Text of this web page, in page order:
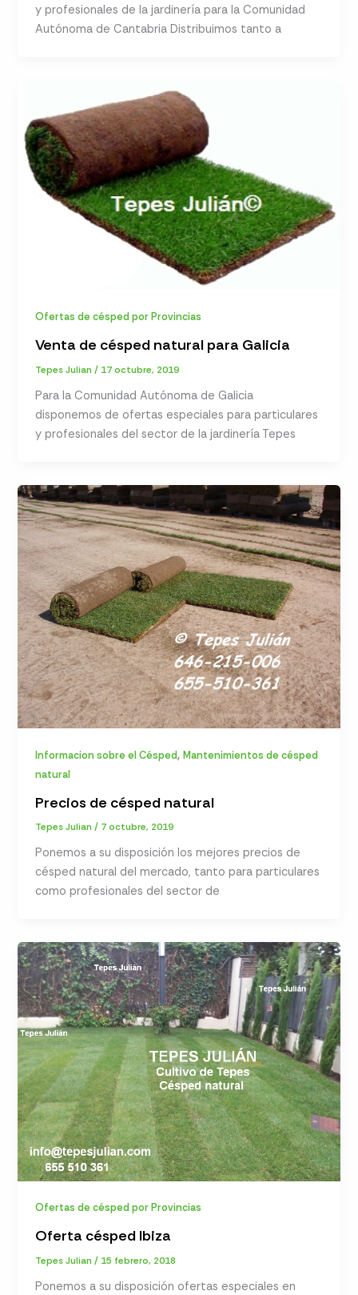
y profesionales de la jardinería para la Comunidad
Autónoma de Cantabria Distribuimos tanto a
Ofertas de césped por Provincias
Venta de césped natural para Galicia
Tepes Julian/ 17 octubre, 2019
Para la Comunidad Autónoma de Galicia
disponemos de ofertas especiales para particulares
y profesionales del sector de la jardinería Tepes
Informacion sobre el Césped,Mantenimientos de césped
natural
Precios de césped natural
Tepes Julian/ 7 octubre, 2019
Ponemos a su disposición los mejores precios de
césped natural del mercado, tanto para particulares
como profesionales del sector de
Ofertas de césped por Provincias
Oferta césped Ibiza
Tepes Julian/ 15 febrero, 2018
Ponemos a su disposición ofertas especiales en